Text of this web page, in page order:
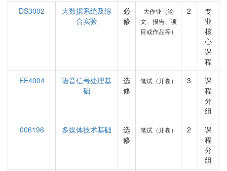
DS3002
大数据系统及综
合实验
必
修
大作业（论
文、报告、项
目或作品等）
2
专
业
核
心
课
程
EE4004
语音信号处理基
础
选
修
笔试（开卷） 3
课
程
分
组
006196
多媒体技术基础
选
修
笔试（开卷） 2
课
程
分
组